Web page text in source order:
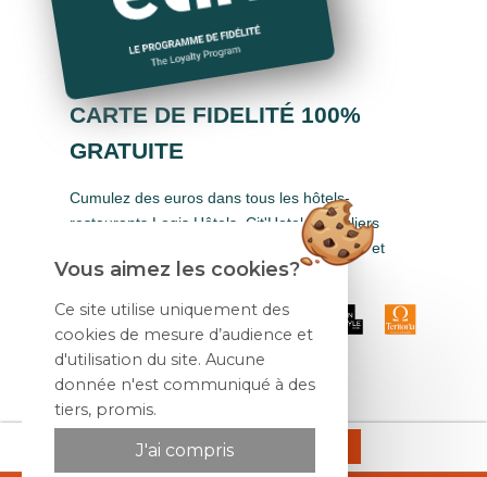
CARTE DE FIDELITÉ 100%
GRATUITE
Cumulez des euros dans tous les hôtels-
restaurants Logis Hôtels, Cit'Hotel, Singuliers
Hôtels, Demeures & Châteaux, Urban Style et
Auberge de Pays.
Site officiel
Vous aimez les cookies?
Ce site utilise uniquement des
cookies de mesure d’audience et
d'utilisation du site. Aucune
donnée n'est communiqué à des
tiers, promis.
J'ai compris